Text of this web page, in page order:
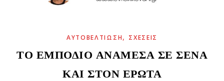
ΑΥΤΟΒΕΛΤΊΩΣΗ, ΣΧΈΣΕΙΣ
ΤΟ ΕΜΠΌΔΙΟ ΑΝΆΜΕΣΑ ΣΕ ΣΈΝΑ
ΚΑΙ ΣΤΟΝ ΈΡΩΤΑ